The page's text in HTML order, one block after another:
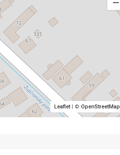
Leaflet| © OpenStreetMap